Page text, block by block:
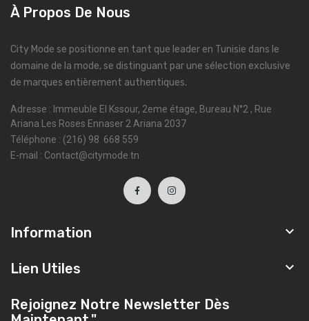
À Propos De Nous
City Mode se positionne en tant que leader en Tunisie dans le
domaine de la mode, se distinguant par une sélection exclusive
de marques entièrement authentiques.
Adresse : Immeuble El Kssour, 2eme étage, Bureau N°2 , Rue
Ariana Les Roses Ennaser 2 Ariana 2037
Téléphone : (216) 98 668 559
E-mail : Contact@citymode.tn
Information 
Lien Utiles 
Rejoignez Notre Newsletter Dès